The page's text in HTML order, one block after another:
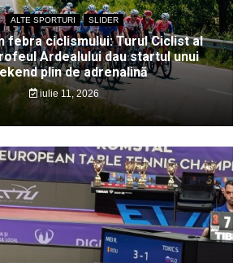
ALTE SPORTURI SLIDER
febra ciclismului: Turul Ciclist al
Ardealului dau startul unui
plin de adrenalină
iulie 11, 2026